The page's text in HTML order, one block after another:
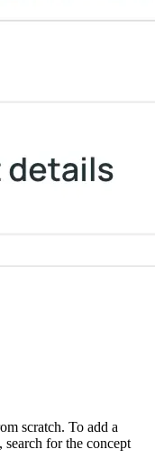
scratch. To add a
for the concept